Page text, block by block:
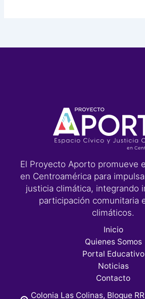
El Proyecto Aporto promueve
en Centroamérica para
justicia climática, integrando
participación comunitaria
climáticos.
Inicio
Quienes Somos
Portal Educativo
Noticias
Contacto
Colonia Las Colinas, Bloque